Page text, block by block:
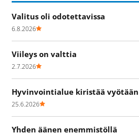
Valitus oli odotettavissa
6.8.2026
Viileys on valttia
2.7.2026
Hyvinvointialue kiristää vyötään
25.6.2026
Yhden äänen enemmistöllä